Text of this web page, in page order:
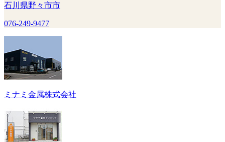
石川県野々市市
076-249-9477
ミナミ金属株式会社